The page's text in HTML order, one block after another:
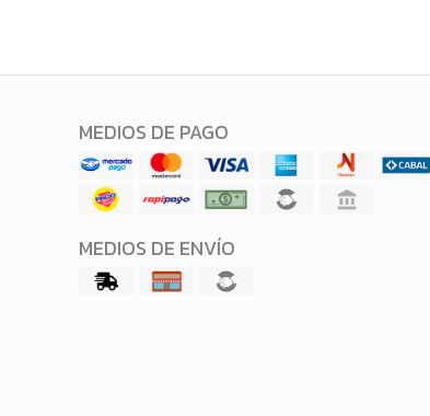
MEDIOS DE PAGO
MEDIOS DE ENVÍO